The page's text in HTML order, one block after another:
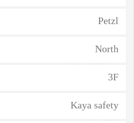
Petzl
North
3F
Kaya safety